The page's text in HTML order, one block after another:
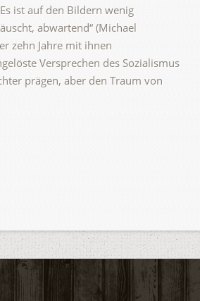
ist auf den Bildern wenig
abwartend“ (Michael
zehn Jahre mit ihnen
Versprechen des Sozialismus
prägen, aber den Traum von